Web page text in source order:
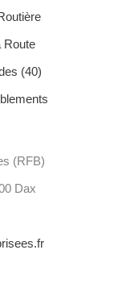
Route
(40)
(RFB)
Dax